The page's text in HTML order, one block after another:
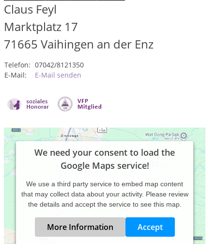
Claus Feyl
Marktplatz 17
71665 Vaihingen an der Enz
Telefon: 07042/8121350
E-Mail:
E-Mail senden
We need your consent to load the
Google Maps service!
We use a third party service to embed map content
that may collect data about your activity. Please review
the details and accept the service to see this map.
More Information Accept